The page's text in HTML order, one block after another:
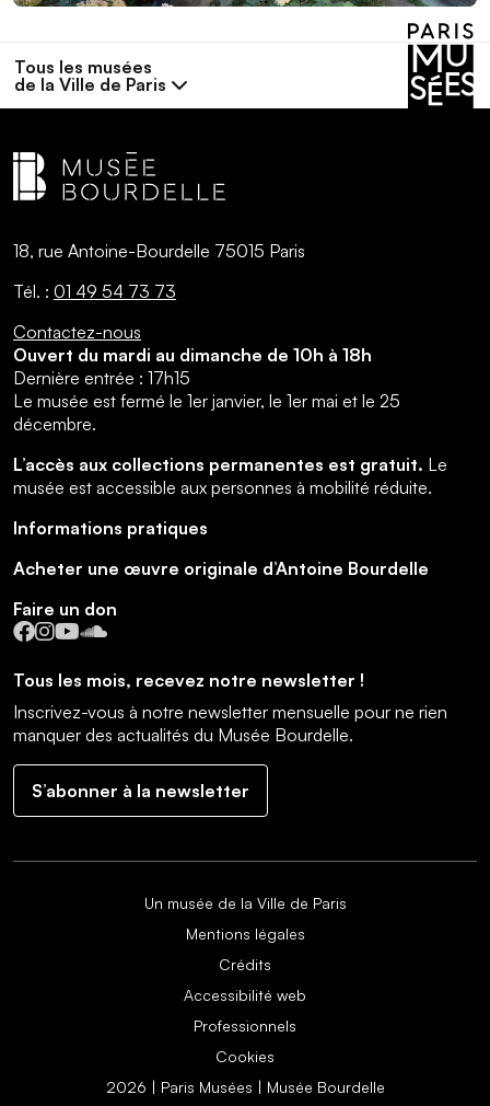
Tous les musées
de la Ville de Paris
18, rue Antoine-Bourdelle 75015 Paris
Tél. : 01 49 54 73 73
Contactez-nous
Ouvert du mardi au dimanche de 10h à 18h
Dernière entrée : 17h15
Le musée est fermé le 1er janvier, le 1er mai et le 25
décembre.
L’accès aux collections permanentes est gratuit. Le
musée est accessible aux personnes à mobilité réduite.
Informations pratiques
Acheter une œuvre originale d’Antoine Bourdelle
Faire un don
Facebook
Instagram
YouTube
SoundCloud
Tous les mois, recevez notre newsletter !
Inscrivez-vous à notre newsletter mensuelle pour ne rien
manquer des actualités du Musée Bourdelle.
S’abonner à la newsletter
Un musée de la Ville de Paris
Mentions légales
Crédits
Accessibilité web
Professionnels
Cookies
2026 | Paris Musées | Musée Bourdelle